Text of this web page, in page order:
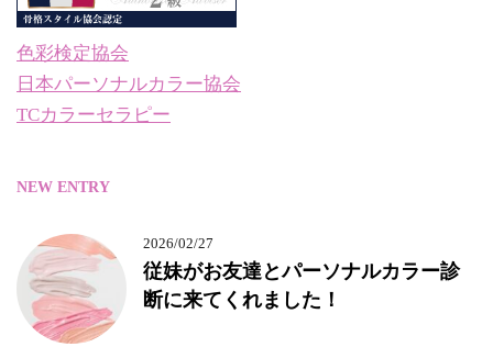
色彩検定協会
日本パーソナルカラー協会
TCカラーセラピー
NEW ENTRY
2026/02/27
従妹がお友達とパーソナルカラー診
断に来てくれました！